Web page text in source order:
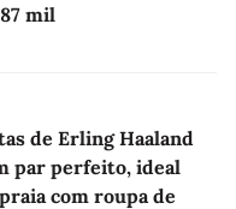
mil
de Erling Haaland
par perfeito, ideal
com roupa de